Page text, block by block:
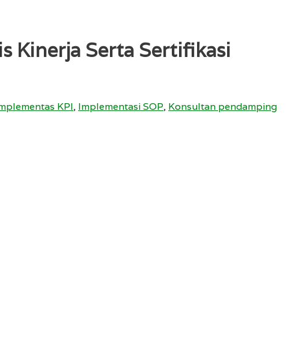
Kinerja Serta Sertifikasi
KPI, Implementasi SOP, Konsultan pendamping